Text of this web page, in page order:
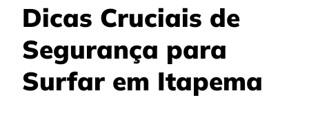
Dicas Cruciais de
Segurança para
Surfar em Itapema